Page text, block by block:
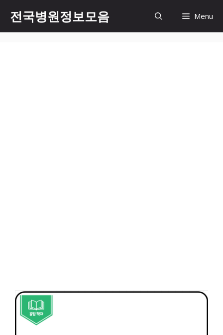
츠
전국병원정보모음 Menu